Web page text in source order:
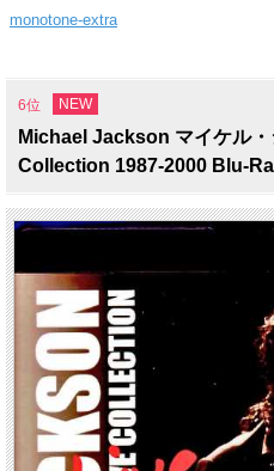
monotone-extra
6位 NEW
Michael Jackson マイケル
Collection 1987-2000 Blu-